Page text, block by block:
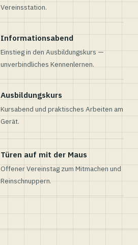
Vereinsstation.
Informationsabend
Einstieg in den Ausbildungskurs —
unverbindliches Kennenlernen.
Ausbildungskurs
Kursabend und praktisches Arbeiten am
Gerät.
Türen auf mit der Maus
Offener Vereinstag zum Mitmachen und
Reinschnuppern.